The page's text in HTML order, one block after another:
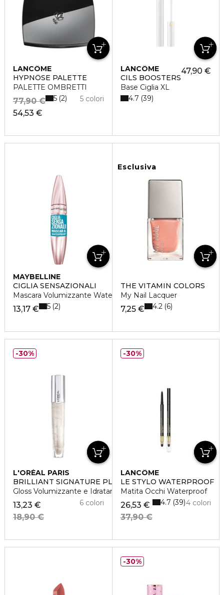
LANCÔME
HYPNÔSE PALETTE
PALETTE OMBRETTI
54,53 €
77,90 € 5 colori
5 2
LANCÔME
CILS BOOSTERS
Base Ciglia XL
47,90 €
4.7 39
MAYBELLINE
CIGLIA SENSAZIONALI
Mascara Volumizzante Waterproof
13,17 € 5 2
Esclusiva
THE VITAMIN COLORS
My Nail Lacquer
7,25 € 4.2 6
L'ORÉAL PARIS
BRILLIANT SIGNATURE PLUMP
Gloss Volumizzante e Idratante
13,23 €
18,90 €
6 colori
30%
LANCÔME
LE STYLO WATERPROOF
Matita Occhi Waterproof
26,53 €
37,90 €
4 colori
4.7 39
30%
30%